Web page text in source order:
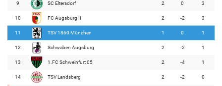
9 SC Eltersdorf 2 0 3
10 FC Augsburg II 2 -2 3
11 TSV 1860 München 1 0 1
12 Schwaben Augsburg 2 -2 1
13 1.FC Schweinfurt 05 2 -4 1
14 TSV Landsberg 2 -2 0